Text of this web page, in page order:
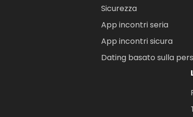
Sicurezza
App incontri seria
App incontri sicura
Dating basato sulla